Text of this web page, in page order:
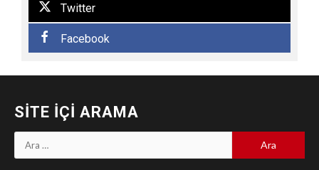
Twitter
Facebook
SITE İÇI ARAMA
Arama: